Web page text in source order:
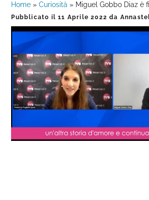
Home »Curiosità » Miguel Gobbo Diaz è
Pubblicato il11 Aprile 2022 da
Unmute
Loaded:
0%
Progress:
0%